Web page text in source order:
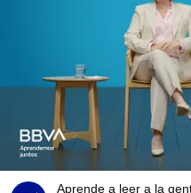
Aprende a leer a la